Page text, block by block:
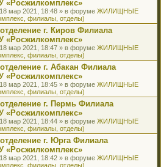
«Росжилкомплекс»
мар 2021, 18:48 » в форуме ЖИЛИЩНЫЕ
филиалы, отделы)
г. Киров Филиала
«Росжилкомплекс»
мар 2021, 18:47 » в форуме ЖИЛИЩНЫЕ
филиалы, отделы)
г. Абакан Филиала
«Росжилкомплекс»
мар 2021, 18:45 » в форуме ЖИЛИЩНЫЕ
филиалы, отделы)
г. Пермь Филиала
«Росжилкомплекс»
мар 2021, 18:44 » в форуме ЖИЛИЩНЫЕ
филиалы, отделы)
г. Юрга Филиала
«Росжилкомплекс»
мар 2021, 18:42 » в форуме ЖИЛИЩНЫЕ
филиалы, отделы)